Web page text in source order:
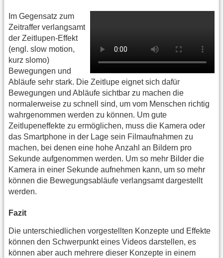
Im Gegensatz zum
Zeitraffer verlangsamt
der Zeitlupen-Effekt
(engl. slow motion,
kurz slomo)
Bewegungen und
Abläufe sehr stark. Die Zeitlupe eignet sich dafür
Bewegungen und Abläufe sichtbar zu machen die
normalerweise zu schnell sind, um vom Menschen richtig
wahrgenommen werden zu können. Um gute
Zeitlupeneffekte zu ermöglichen, muss die Kamera oder
das Smartphone in der Lage sein Filmaufnahmen zu
machen, bei denen eine hohe Anzahl an Bildern pro
Sekunde aufgenommen werden. Um so mehr Bilder die
Kamera in einer Sekunde aufnehmen kann, um so mehr
können die Bewegungsabläufe verlangsamt dargestellt
werden.
Fazit
Die unterschiedlichen vorgestellten Konzepte und Effekte
können den Schwerpunkt eines Videos darstellen, es
können aber auch mehrere dieser Konzepte in einem